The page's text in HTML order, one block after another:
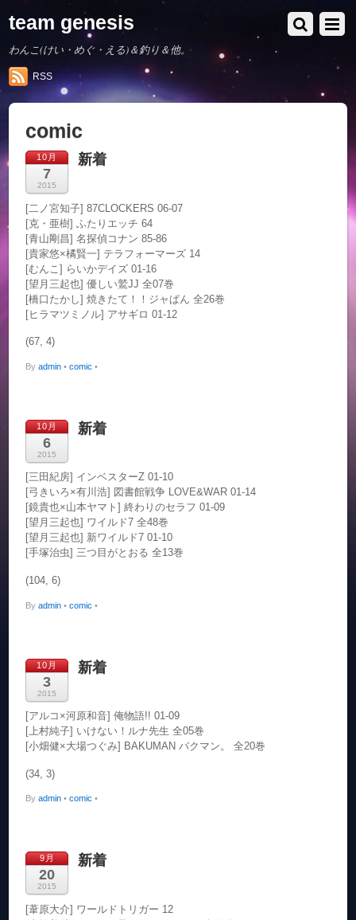
team genesis
わんこ(けい・めぐ・える)＆釣り＆他。
RSS
comic
10月
7
2015
新着
[二ノ宮知子] 87CLOCKERS 06-07
[克・亜樹] ふたりエッチ 64
[青山剛昌] 名探偵コナン 85-86
[貴家悠×橘賢一] テラフォーマーズ 14
[むんこ] らいかデイズ 01-16
[望月三起也] 優しい鷲JJ 全07巻
[橋口たかし] 焼きたて！！ジャぱん 全26巻
[ヒラマツミノル] アサギロ 01-12
(67, 4)
Byadmin • comic •
10月
6
2015
新着
[三田紀房] インベスターZ 01-10
[弓きいろ×有川浩] 図書館戦争 LOVE&WAR 01-14
[鏡貴也×山本ヤマト] 終わりのセラフ 01-09
[望月三起也] ワイルド7 全48巻
[望月三起也] 新ワイルド7 01-10
[手塚治虫] 三つ目がとおる 全13巻
(104, 6)
Byadmin • comic •
10月
3
2015
新着
[アルコ×河原和音] 俺物語!! 01-09
[上村純子] いけない！ルナ先生 全05巻
[小畑健×大場つぐみ] BAKUMAN バクマン。 全20巻
(34, 3)
Byadmin • comic •
9月
20
2015
新着
[葦原大介] ワールドトリガー 12